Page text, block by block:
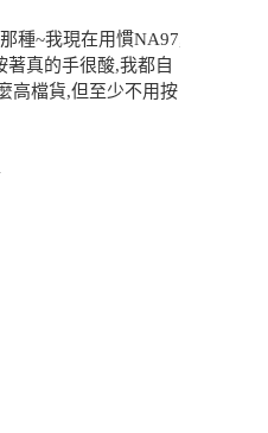
種~我現在用慣NA97,
真的手很酸,我都自
高檔貨,但至少不用按